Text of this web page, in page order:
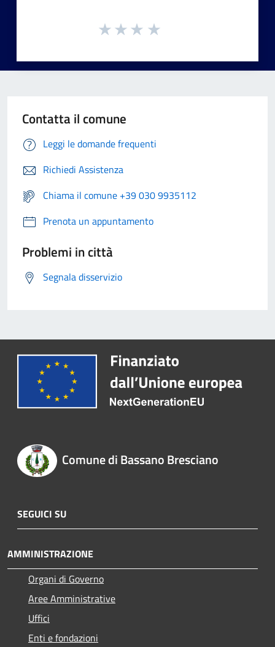
Contatta il comune
Leggi le domande frequenti
Richiedi Assistenza
Chiama il comune +39 030 9935112
Prenota un appuntamento
Problemi in città
Segnala disservizio
Comune di Bassano Bresciano
SEGUICI SU
AMMINISTRAZIONE
Organi di Governo
Aree Amministrative
Uffici
Enti e fondazioni